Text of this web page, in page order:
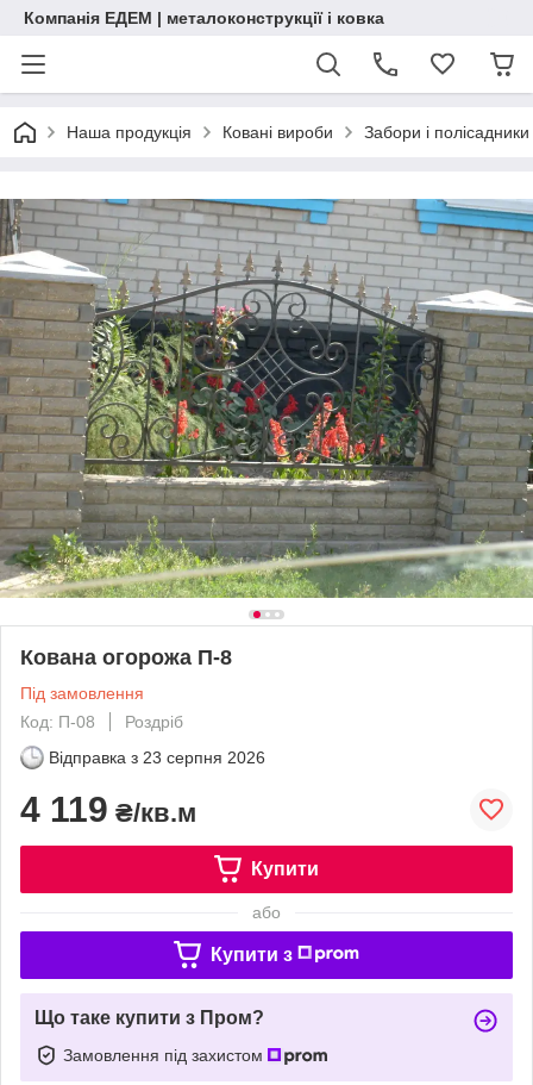
Компанія ЕДЕМ | металоконструкції і ковка
Наша продукція Ковані вироби Забори і полісадники
Кована огорожа П-8
Під замовлення
Код: П-08
Роздріб
Відправка з 23 серпня 2026
4 119 ₴/кв.м
Купити
або
Купити з
Що таке купити з Пром?
Замовлення під захистом